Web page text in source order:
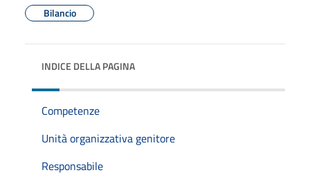
Bilancio
INDICE DELLA PAGINA
Competenze
Unità organizzativa genitore
Responsabile